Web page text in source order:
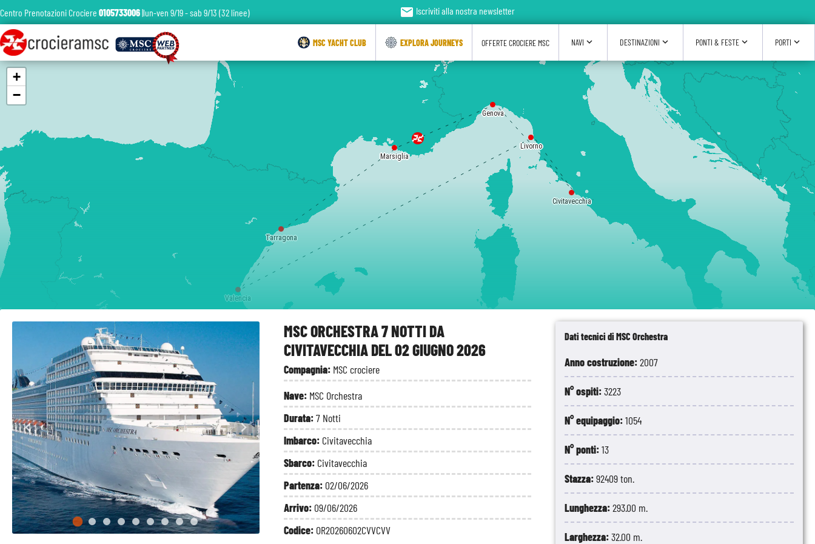
MSC ORCHESTRA 7 NOTTI DA
CIVITAVECCHIA DEL 02 GIUGNO 2026
Compagnia: MSC crociere
Nave: MSC Orchestra
Durata:7 Notti
Imbarco: Civitavecchia
Sbarco: Civitavecchia
Partenza: 02/06/2026
Arrivo: 09/06/2026
Codice: OR20260602CVVCVV
Dati tecnici di MSC Orchestra
Anno costruzione:2007
N° ospiti:3223
N° equipaggio:1054
N° ponti:13
Stazza:92409 ton.
Lunghezza:293.00 m.
Larghezza:32.00 m.
Civitavecchia
Genova
Marsiglia
Tarragona
Valencia
Livorno
+
−
Centro Prenotazioni Crociere 0105733006|lun-ven 9/19 - sab 9/13 (32 linee) email Iscriviti alla nostra newsletter
MSC YACHT CLUB EXPLORA JOURNEYS OFFERTE CROCIERE MSC NAVI expand_more DESTINAZIONI expand_more PONTI & FESTE expand_more PORTI expand_more